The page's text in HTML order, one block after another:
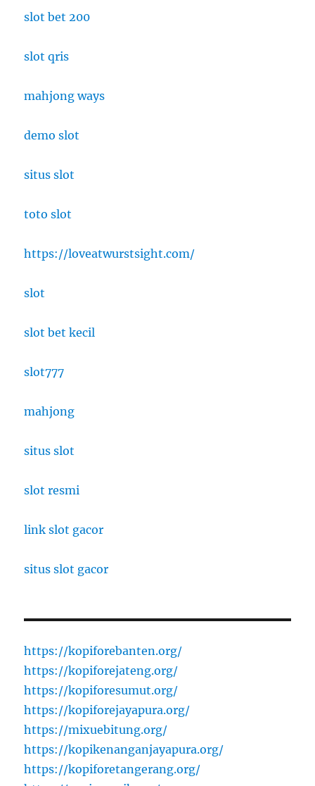
slot bet 200
slot qris
mahjong ways
demo slot
situs slot
toto slot
https://loveatwurstsight.com/
slot
slot bet kecil
slot777
mahjong
situs slot
slot resmi
link slot gacor
situs slot gacor
https://kopiforebanten.org/
https://kopiforejateng.org/
https://kopiforesumut.org/
https://kopiforejayapura.org/
https://mixuebitung.org/
https://kopikenanganjayapura.org/
https://kopiforetangerang.org/